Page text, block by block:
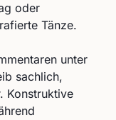
oder
Tänze.
unter
sachlich,
Konstruktive